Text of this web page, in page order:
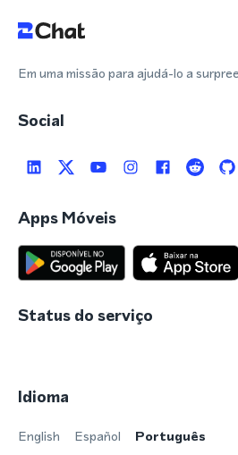
Em uma missão para ajudá-lo a
Social
Apps Móveis
Status do serviço
Idioma
English Español Português